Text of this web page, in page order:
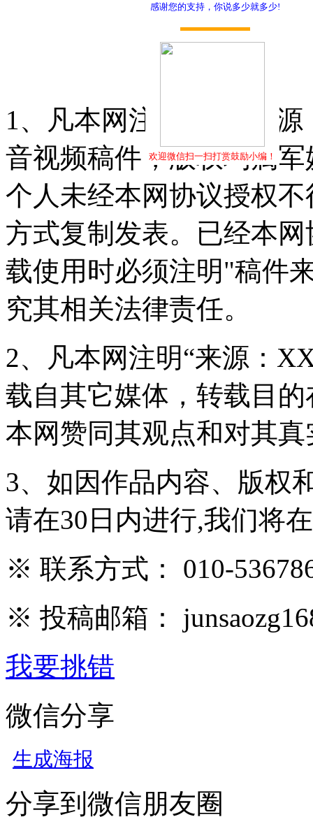
感谢您的支持，你说多少就多少!
欢迎微信扫一扫打赏鼓励小编！
1、凡本网注明"稿件来
音视频稿件，版权均属
个人未经本网协议授权
方式复制发表。已经本
载使用时必须注明"稿件
究其相关法律责任。
2、凡本网注明“来源：
载自其它媒体，转载目
本网赞同其观点和对其
3、如因作品内容、版权
请在30日内进行,我们将
※ 联系方式： 010-
※ 投稿邮箱：
我要挑错
微信分享
生成海报
分享到微信朋友圈